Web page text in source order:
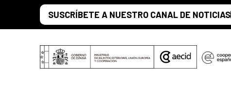
Saltar al contenido principal
SUSCRÍBETE A NUESTRO CANAL DE NOTICIAS